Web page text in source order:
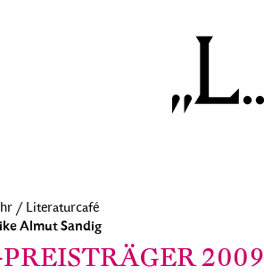
/ Literaturcafé
Almut Sandig
2009